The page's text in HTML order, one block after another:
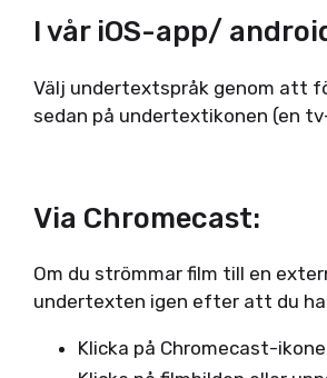
I vår iOS-app/
Välj undertextspråk genom att
sedan på undertextikonen (en
Via Chromecast:
Om du strömmar film till en
undertexten igen efter att du
Klicka på Chromecast-